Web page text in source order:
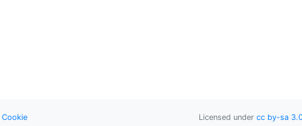
Cookie Licensed under cc by-sa